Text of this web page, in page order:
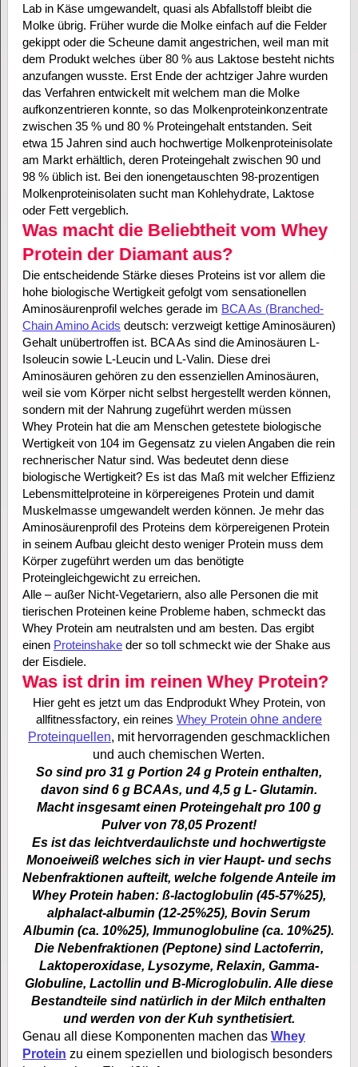
Lab in Käse umgewandelt, quasi als Abfallstoff bleibt die
Molke übrig. Früher wurde die Molke einfach auf die Felder
gekippt oder die Scheune damit angestrichen, weil man mit
dem Produkt welches über 80 % aus Laktose besteht nichts
anzufangen wusste. Erst Ende der achtziger Jahre wurden
das Verfahren entwickelt mit welchem man die Molke
aufkonzentrieren konnte, so das Molkenproteinkonzentrate
zwischen 35 % und 80 % Proteingehalt entstanden. Seit
etwa 15 Jahren sind auch hochwertige Molkenproteinisolate
am Markt erhältlich, deren Proteingehalt zwischen 90 und
98 % üblich ist. Bei den ionengetauschten 98-prozentigen
Molkenproteinisolaten sucht man Kohlehydrate, Laktose
oder Fett vergeblich.
Was macht die Beliebtheit vom Whey
Protein der Diamant aus?
Die entscheidende Stärke dieses Proteins ist vor allem die
hohe biologische Wertigkeit gefolgt vom sensationellen
Aminosäurenprofil welches gerade im BCA As (Branched-
Chain Amino Acids deutsch: verzweigt kettige Aminosäuren)
Gehalt unübertroffen ist. BCA As sind die Aminosäuren L-
Isoleucin sowie L-Leucin und L-Valin. Diese drei
Aminosäuren gehören zu den essenziellen Aminosäuren,
weil sie vom Körper nicht selbst hergestellt werden können,
sondern mit der Nahrung zugeführt werden müssen
Whey Protein hat die am Menschen getestete biologische
Wertigkeit von 104 im Gegensatz zu vielen Angaben die rein
rechnerischer Natur sind. Was bedeutet denn diese
biologische Wertigkeit? Es ist das Maß mit welcher Effizienz
Lebensmittelproteine in körpereigenes Protein und damit
Muskelmasse umgewandelt werden können. Je mehr das
Aminosäurenprofil des Proteins dem körpereigenen Protein
in seinem Aufbau gleicht desto weniger Protein muss dem
Körper zugeführt werden um das benötigte
Proteingleichgewicht zu erreichen.
Alle – außer Nicht-Vegetariern, also alle Personen die mit
tierischen Proteinen keine Probleme haben, schmeckt das
Whey Protein am neutralsten und am besten. Das ergibt
einen Proteinshakeder so toll schmeckt wie der Shake aus
der Eisdiele.
Was ist drin im reinen Whey Protein?
Hier geht es jetzt um das Endprodukt Whey Protein, von
allfitnessfactory, ein reines Whey Protein ohne andere
Proteinquellen, mit hervorragenden geschmacklichen
und auch chemischen Werten.
So sind pro 31 g Portion 24 g Protein enthalten,
davon sind 6 g BCAAs, und 4,5 g L- Glutamin.
Macht insgesamt einen Proteingehalt pro 100 g
Pulver von 78,05 Prozent!
Es ist das leichtverdaulichste und hochwertigste
Monoeiweiß welches sich in vier Haupt- und sechs
Nebenfraktionen aufteilt, welche folgende Anteile im
Whey Protein haben: ß-lactoglobulin (45-57%25),
alphalact-albumin (12-25%25), Bovin Serum
Albumin (ca. 10%25), Immunoglobuline (ca. 10%25).
Die Nebenfraktionen (Peptone) sind Lactoferrin,
Laktoperoxidase, Lysozyme, Relaxin, Gamma-
Globuline, Lactollin und B-Microglobulin. Alle diese
Bestandteile sind natürlich in der Milch enthalten
und werden von der Kuh synthetisiert.
Genau all diese Komponenten machen das Whey
Protein zu einem speziellen und biologisch besonders